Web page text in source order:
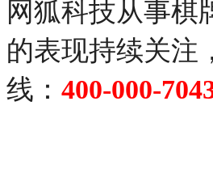
网狐科技从事棋
的表现持续关注
线： 400-000-